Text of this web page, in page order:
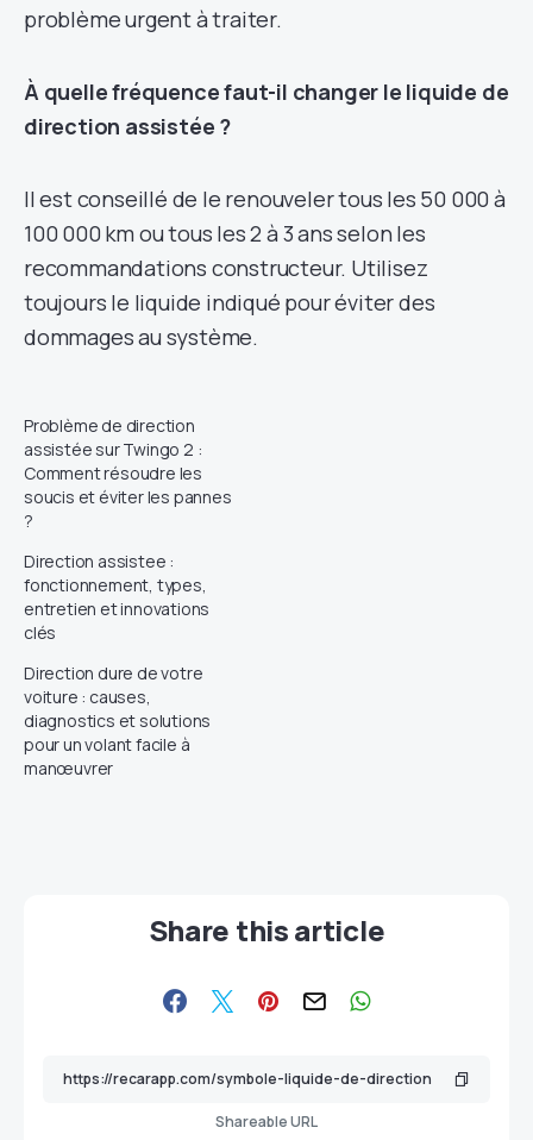
problème urgent à traiter.
À quelle fréquence faut-il changer le liquide de
direction assistée ?
Il est conseillé de le renouveler tous les 50 000 à
100 000 km ou tous les 2 à 3 ans selon les
recommandations constructeur. Utilisez
toujours le liquide indiqué pour éviter des
dommages au système.
Problème de direction
assistée sur Twingo 2 :
Comment résoudre les
soucis et éviter les pannes
?
Direction assistee :
fonctionnement, types,
entretien et innovations
clés
Direction dure de votre
voiture : causes,
diagnostics et solutions
pour un volant facile à
manœuvrer
Share this article
Shareable URL